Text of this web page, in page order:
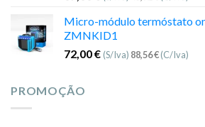
Micro-módulo termóstato
ZMNKID1
72,00€ (S/Iva) 88,56€(C/Iva)
PROMOÇÃO